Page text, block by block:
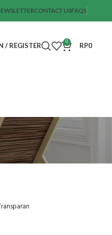
CONTACT USFAQS
/ REGISTER 0 RP0